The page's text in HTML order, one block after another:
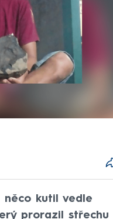
něco kutil vedle
prorazil střechu